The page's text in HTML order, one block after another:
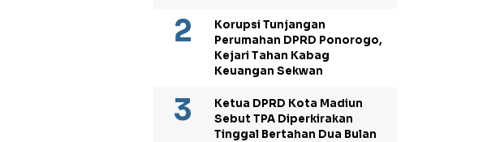
Korupsi Tunjangan
Perumahan DPRD Ponorogo,
Kejari Tahan Kabag
Keuangan Sekwan
Ketua DPRD Kota Madiun
Sebut TPA Diperkirakan
Tinggal Bertahan Dua Bulan